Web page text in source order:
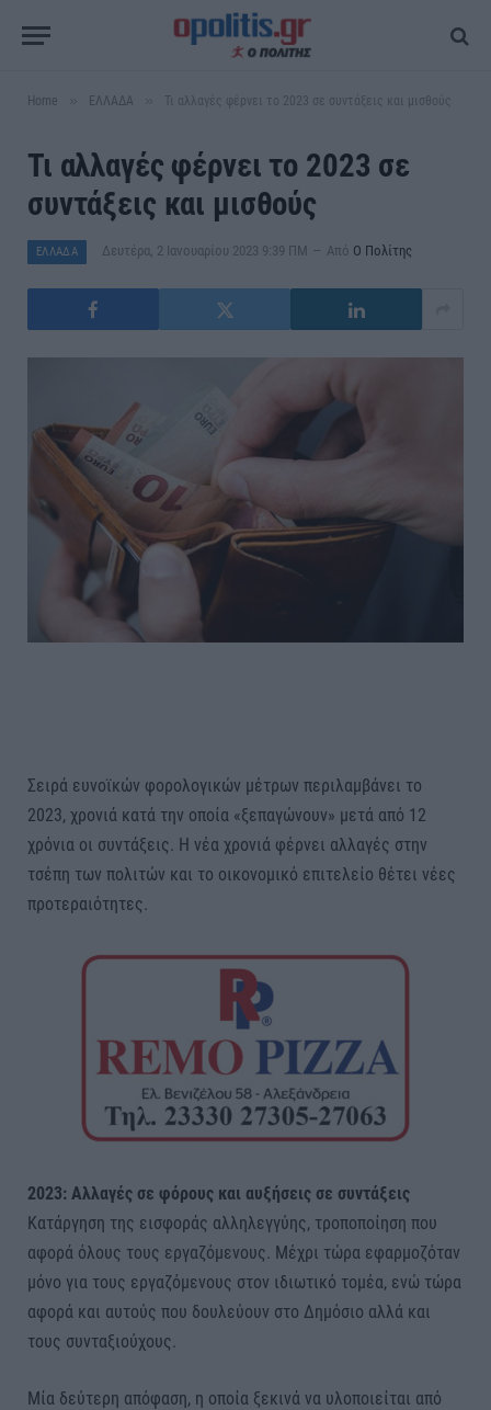
Home ΕΛΛΑΔΑ Τι αλλαγές φέρνει το 2023 σε συντάξεις και μισθούς
Τι αλλαγές φέρνει το 2023 σε
συντάξεις και μισθούς
ΕΛΛΑΔΑ Δευτέρα, 2 Ιανουαρίου 2023 9:39 ΠΜ Από Ο Πολίτης
Σειρά ευνοϊκών φορολογικών μέτρων περιλαμβάνει το
2023, χρονιά κατά την οποία «ξεπαγώνουν» μετά από 12
χρόνια οι συντάξεις. Η νέα χρονιά φέρνει αλλαγές στην
τσέπη των πολιτών και το οικονομικό επιτελείο θέτει νέες
προτεραιότητες.
2023: Αλλαγές σε φόρους και αυξήσεις σε συντάξεις
Κατάργηση της εισφοράς αλληλεγγύης, τροποποίηση που
αφορά όλους τους εργαζόμενους. Μέχρι τώρα εφαρμοζόταν
μόνο για τους εργαζόμενους στον ιδιωτικό τομέα, ενώ τώρα
αφορά και αυτούς που δουλεύουν στο Δημόσιο αλλά και
τους συνταξιούχους.
Μία δεύτερη απόφαση, η οποία ξεκινά να υλοποιείται από